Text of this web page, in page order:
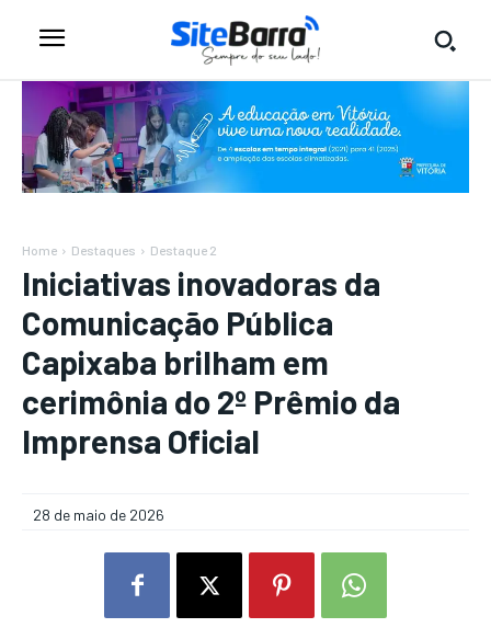
Home Destaques Destaque 2
Iniciativas inovadoras da
Comunicação Pública
Capixaba brilham em
cerimônia do 2º Prêmio da
Imprensa Oficial
28 de maio de 2026